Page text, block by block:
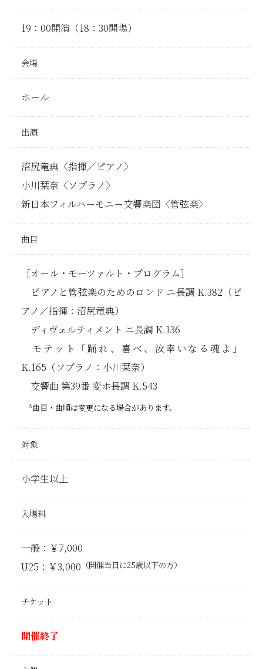
19：00開演（18：30開場）
会場
ホール
出演
沼尻竜典〈指揮／ピアノ〉
小川栞奈〈ソプラノ〉
新日本フィルハーモニー交響楽団〈管弦楽〉
曲目
［オール・モーツァルト・プログラム］
ピアノと管弦楽のためのロンド ニ長調 K.382（ピ
アノ／指揮：沼尻竜典）
ディヴェルティメント ニ長調 K.136
モテット「踊れ、喜べ、汝幸いなる魂よ」
K.165（ソプラノ：小川栞奈）
交響曲 第39番 変ホ長調 K.543
*曲目・曲順は変更になる場合があります。
対象
小学生以上
入場料
一般：￥7,000
U25：￥3,000 （開催当日に25歳以下の方）
チケット
開催終了